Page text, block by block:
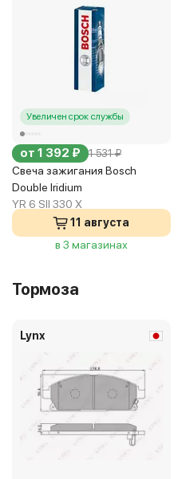
Увеличен срок службы
от 1 392 ₽ 1 531 ₽
Свеча зажигания Bosch
Double Iridium
YR 6 SII 330 X
11 августа
в 3 магазинах
Тормоза
Lynx